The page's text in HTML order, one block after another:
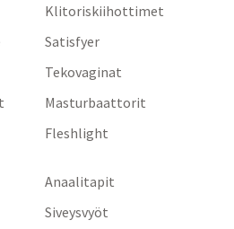
Klitoriskiihottimet
Satisfyer
Tekovaginat
Masturbaattorit
Fleshlight
Anaalitapit
Siveysvyöt